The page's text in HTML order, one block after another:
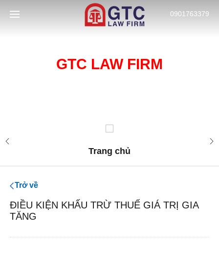
0901763379
GTC LAW FIRM
GTC LAW FIRM
DỊCH VỤ TƯ VẤN LUẬT GTC
CÔNG TY LUẬT HÀNG ĐẦU VỀ
TÀI LIỆU
Trang chủ
Trở về
ĐIỀU KIỆN KHẤU TRỪ THUẾ GIÁ TRỊ GIA
TĂNG